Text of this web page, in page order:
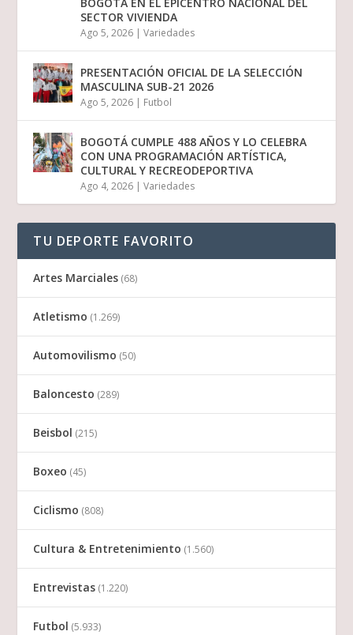
SECTOR VIVIENDA
Ago 5, 2026 |Variedades
PRESENTACIÓN OFICIAL DE LA SELECCIÓN
MASCULINA SUB-21 2026
Ago 5, 2026 | Futbol
BOGOTÁ CUMPLE 488 AÑOS Y LO CELEBRA
CON UNA PROGRAMACIÓN ARTÍSTICA,
CULTURAL Y RECREODEPORTIVA
Ago 4, 2026 |Variedades
TU DEPORTE FAVORITO
Artes Marciales (68)
Atletismo (1.269)
Automovilismo (50)
Baloncesto (289)
Beisbol (215)
Boxeo (45)
Ciclismo (808)
Cultura & Entretenimiento (1.560)
Entrevistas (1.220)
Futbol (5.933)